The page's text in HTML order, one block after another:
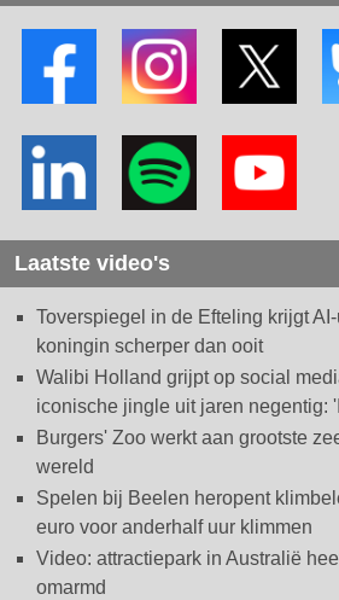
Laatste video's
Toverspiegel in de Efteling krijgt
koningin scherper dan ooit
Walibi Holland grijpt op social
iconische jingle uit jaren negentig:
Burgers' Zoo werkt aan grootste
wereld
Spelen bij Beelen heropent
euro voor anderhalf uur klimmen
Video: attractiepark in Australië
omarmd